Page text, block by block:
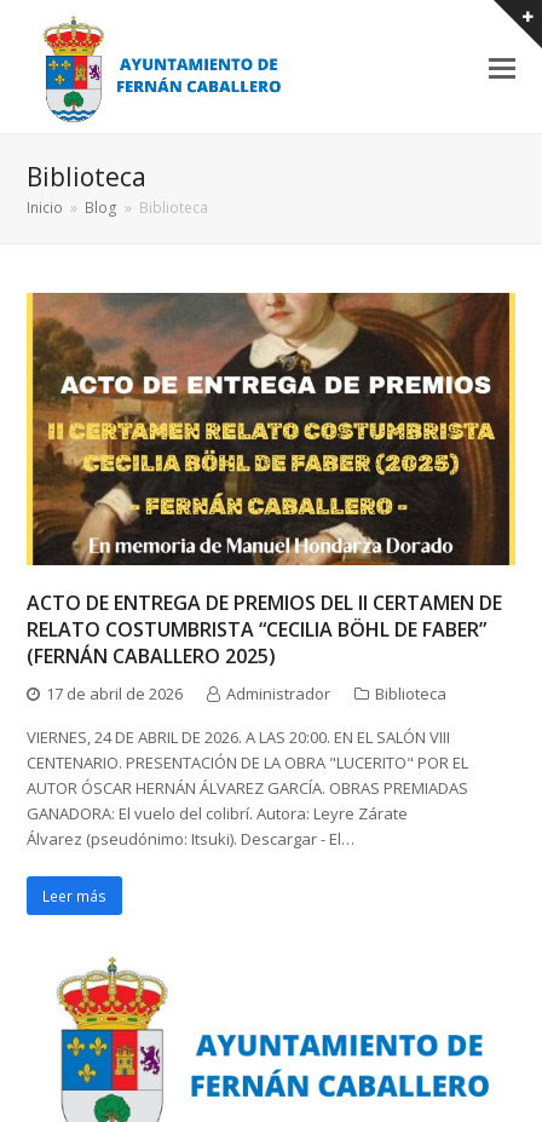
Biblioteca
Inicio » Blog » Biblioteca
ACTO DE ENTREGA DE PREMIOS DEL II CERTAMEN DE
RELATO COSTUMBRISTA “CECILIA BÖHL DE FABER”
(FERNÁN CABALLERO 2025)
17 de abril de 2026 Administrador
Biblioteca
VIERNES, 24 DE ABRIL DE 2026. A LAS 20:00. EN EL SALÓN VIII
CENTENARIO. PRESENTACIÓN DE LA OBRA "LUCERITO" POR EL
AUTOR ÓSCAR HERNÁN ÁLVAREZ GARCÍA. OBRAS PREMIADAS
GANADORA: El vuelo del colibrí. Autora: Leyre Zárate
Álvarez (pseudónimo: Itsuki). Descargar - El…
Leer más